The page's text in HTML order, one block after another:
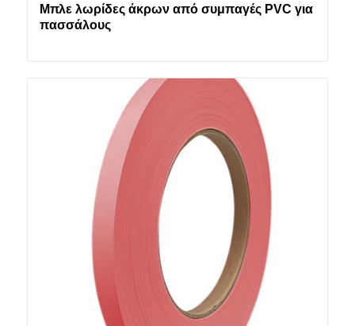
Μπλε λωρίδες άκρων από συμπαγές PVC για
πασσάλους